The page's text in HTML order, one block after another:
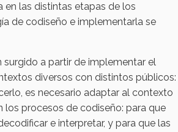
las distintas etapas de los
de codiseño e implementarla se
a partir de implementar el
diversos con distintos públicos:
es necesario adaptar al contexto
los procesos de codiseño: para que
e interpretar, y para que las